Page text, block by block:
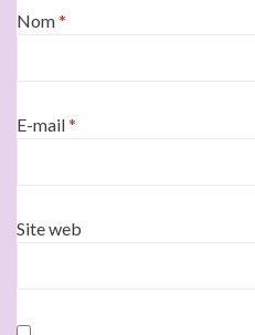
Nom*
E-mail*
Site web